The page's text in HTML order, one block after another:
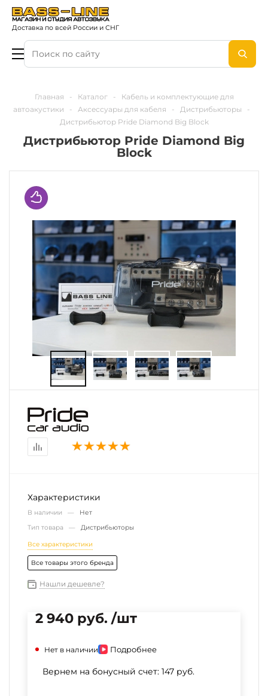
Доставка по всей России и СНГ
Главная - Каталог -
Кабель и комплектующие для
автоакустики
- Аксессуары для кабеля - Дистрибьюторы
-
Дистрибьютор Pride Diamond Big Block
Дистрибьютор Pride Diamond Big
Block
Характеристики
В наличии — Нет
Тип товара — Дистрибьюторы
Все характеристики
Все товары этого бренда
Нашли дешевле?
2 940 руб. /шт
Нет в наличии Подробнее
Вернем на бонусный счет: 147 руб.